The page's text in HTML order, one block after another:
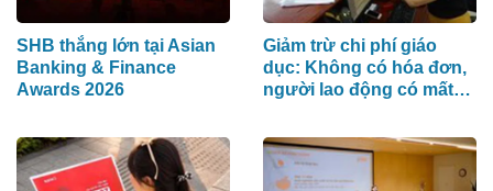
SHB thắng lớn tại Asian
Banking & Finance
Awards 2026
Giảm trừ chi phí giáo
dục: Không có hóa đơn,
người lao động có mất